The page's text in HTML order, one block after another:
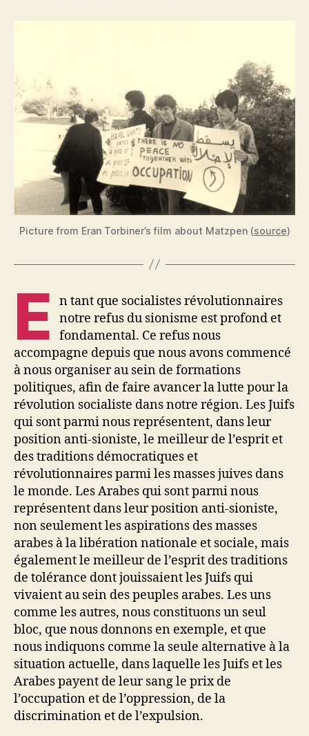
Picture from Eran Torbiner’s film about Matzpen (source)
E
n tant que socialistes révolutionnaires
notre refus du sionisme est profond et
fondamental. Ce refus nous
accompagne depuis que nous avons commencé
à nous organiser au sein de formations
politiques, afin de faire avancer la lutte pour la
révolution socialiste dans notre région. Les Juifs
qui sont parmi nous représentent, dans leur
position anti-sioniste, le meilleur de l’esprit et
des traditions démocratiques et
révolutionnaires parmi les masses juives dans
le monde. Les Arabes qui sont parmi nous
représentent dans leur position anti-sioniste,
non seulement les aspirations des masses
arabes à la libération nationale et sociale, mais
également le meilleur de l’esprit des traditions
de tolérance dont jouissaient les Juifs qui
vivaient au sein des peuples arabes. Les uns
comme les autres, nous constituons un seul
bloc, que nous donnons en exemple, et que
nous indiquons comme la seule alternative à la
situation actuelle, dans laquelle les Juifs et les
Arabes payent de leur sang le prix de
l’occupation et de l’oppression, de la
discrimination et de l’expulsion.